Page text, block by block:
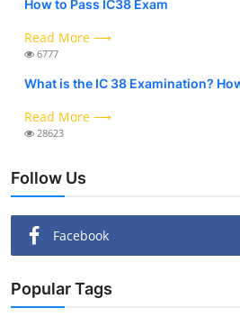
How to Pass IC38 Exam
Read More ⟶
6777
What is the IC 38 Examination?
Read More ⟶
28623
Follow Us
Facebook
Popular Tags